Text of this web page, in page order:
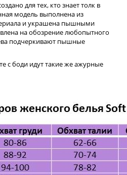
для тех, кто знает толк в
модель выполнена из
и украшена пышными
на обозрение любопытного
подчеркивают пышные
с боди идут такие же ажурные